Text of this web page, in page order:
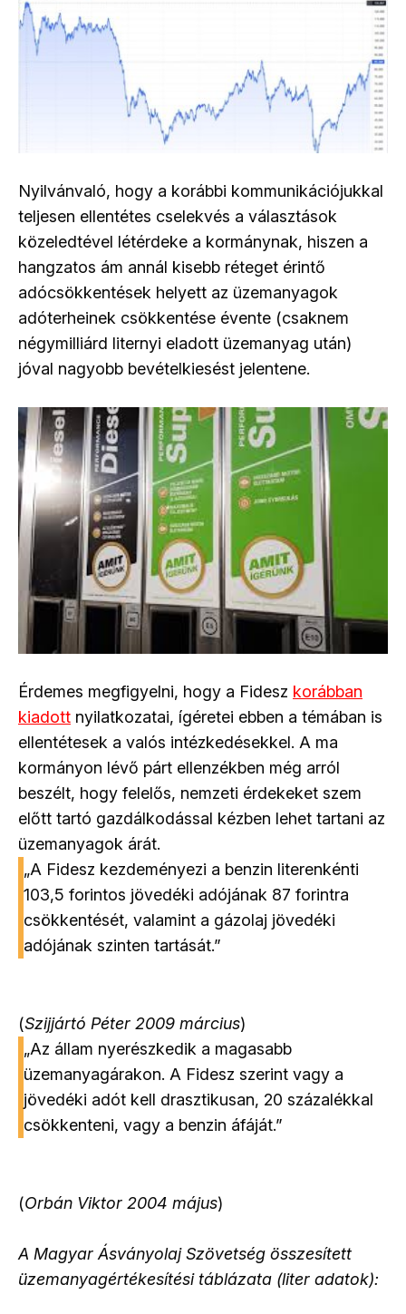
Nyilvánvaló, hogy a korábbi kommunikációjukkal
teljesen ellentétes cselekvés a választások
közeledtével létérdeke a kormánynak, hiszen a
hangzatos ám annál kisebb réteget érintő
adócsökkentések helyett az üzemanyagok
adóterheinek csökkentése évente (csaknem
négymilliárd liternyi eladott üzemanyag után)
jóval nagyobb bevételkiesést jelentene.
Érdemes megfigyelni, hogy a Fidesz korábban
kiadott nyilatkozatai, ígéretei ebben a témában is
ellentétesek a valós intézkedésekkel. A ma
kormányon lévő párt ellenzékben még arról
beszélt, hogy felelős, nemzeti érdekeket szem
előtt tartó gazdálkodással kézben lehet tartani az
üzemanyagok árát.
„A Fidesz kezdeményezi a benzin literenkénti
103,5 forintos jövedéki adójának 87 forintra
csökkentését, valamint a gázolaj jövedéki
adójának szinten tartását.”
(Szijjártó Péter 2009 március)
„Az állam nyerészkedik a magasabb
üzemanyagárakon. A Fidesz szerint vagy a
jövedéki adót kell drasztikusan, 20 százalékkal
csökkenteni, vagy a benzin áfáját.”
(Orbán Viktor 2004 május)
A Magyar Ásványolaj Szövetség összesített
üzemanyagértékesítési táblázata (liter adatok):